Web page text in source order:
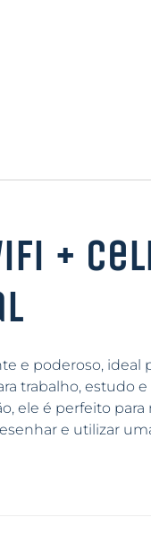
+
e poderoso, ideal
trabalho, estudo
ele é perfeito
e utilizar